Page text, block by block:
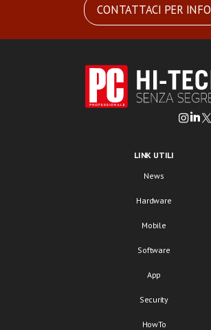
CONTATTACI PER INFO
LINK UTILI
News
Hardware
Mobile
Software
App
Security
HowTo